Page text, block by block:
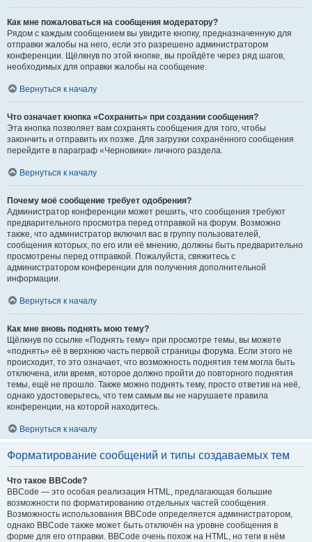
Как мне пожаловаться на сообщения модератору?
Рядом с каждым сообщением вы увидите кнопку, предназначенную для
отправки жалобы на него, если это разрешено администратором
конференции. Щёлкнув по этой кнопке, вы пройдёте через ряд шагов,
необходимых для оправки жалобы на сообщение.
Вернуться к началу
Что означает кнопка «Сохранить» при создании сообщения?
Эта кнопка позволяет вам сохранять сообщения для того, чтобы
закончить и отправить их позже. Для загрузки сохранённого сообщения
перейдите в параграф «Черновики» личного раздела.
Вернуться к началу
Почему моё сообщение требует одобрения?
Администратор конференции может решить, что сообщения требуют
предварительного просмотра перед отправкой на форум. Возможно
также, что администратор включил вас в группу пользователей,
сообщения которых, по его или её мнению, должны быть предварительно
просмотрены перед отправкой. Пожалуйста, свяжитесь с
администратором конференции для получения дополнительной
информации.
Вернуться к началу
Как мне вновь поднять мою тему?
Щёлкнув по ссылке «Поднять тему» при просмотре темы, вы можете
«поднять» её в верхнюю часть первой страницы форума. Если этого не
происходит, то это означает, что возможность поднятия тем могла быть
отключена, или время, которое должно пройти до повторного поднятия
темы, ещё не прошло. Также можно поднять тему, просто ответив на неё,
однако удостоверьтесь, что тем самым вы не нарушаете правила
конференции, на которой находитесь.
Вернуться к началу
Форматирование сообщений и типы создаваемых тем
Что такое BBCode?
BBCode — это особая реализация HTML, предлагающая большие
возможности по форматированию отдельных частей сообщения.
Возможность использования BBCode определяется администратором,
однако BBCode также может быть отключён на уровне сообщения в
форме для его отправки. BBCode очень похож на HTML, но теги в нём